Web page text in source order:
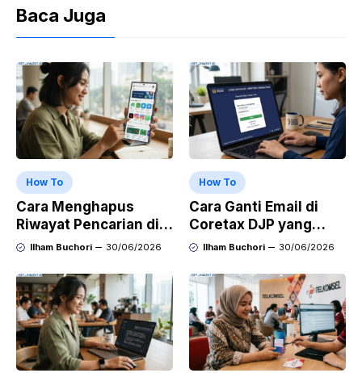
Baca Juga
How To
Cara Menghapus
Riwayat Pencarian di
Play Store di HP
OPPO, dan Vivo
Ilham Buchori 30/06/2026
How To
Cara Ganti Email di
Coretax DJP yang
Sudah Tidak Aktif
Ilham Buchori 30/06/2026